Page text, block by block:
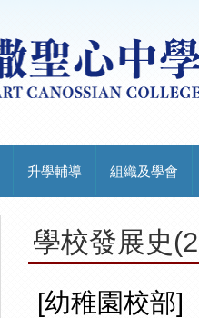
升學輔導 組織及學會
學校發展史
[幼稚園